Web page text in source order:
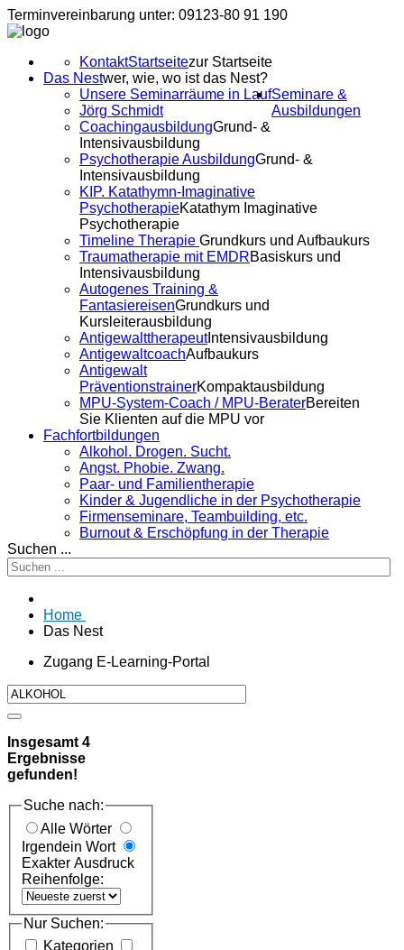
Terminvereinbarung unter: 09123-80 91 190
Startseitezur Startseite
Kontakt
Das Nestwer, wie, wo ist das Nest?
Unsere Seminarräume in Lauf
Jörg Schmidt
Seminare &
Ausbildungen
CoachingausbildungGrund- &
Intensivausbildung
Psychotherapie AusbildungGrund- &
Intensivausbildung
KIP. Katathymn-Imaginative
PsychotherapieKatathym Imaginative
Psychotherapie
Timeline Therapie Grundkurs und Aufbaukurs
Traumatherapie mit EMDRBasiskurs und
Intensivausbildung
Autogenes Training &
FantasiereisenGrundkurs und
Kursleiterausbildung
AntigewalttherapeutIntensivausbildung
AntigewaltcoachAufbaukurs
Antigewalt
PräventionstrainerKompaktausbildung
MPU-System-Coach / MPU-BeraterBereiten
Sie Klienten auf die MPU vor
Fachfortbildungen
Alkohol. Drogen. Sucht.
Angst. Phobie. Zwang.
Paar- und Familientherapie
Kinder & Jugendliche in der Psychotherapie
Firmenseminare, Teambuilding, etc.
Burnout & Erschöpfung in der Therapie
Suchen ...
Home
Das Nest
Zugang E-Learning-Portal
Insgesamt 4
Ergebnisse
gefunden!
Suche nach:
Alle Wörter
Irgendein Wort
Exakter Ausdruck
Reihenfolge:
Nur Suchen:
Kategorien